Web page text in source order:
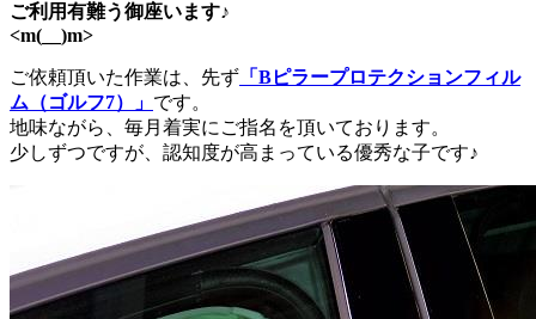
ご利用有難う御座います♪
<m(__)m>
ご依頼頂いた作業は、先ず 「Bピラープロテクションフィル
ム（ゴルフ7）」 です。
地味ながら、毎月着実にご指名を頂いております。
少しずつですが、認知度が高まっている優秀な子です♪